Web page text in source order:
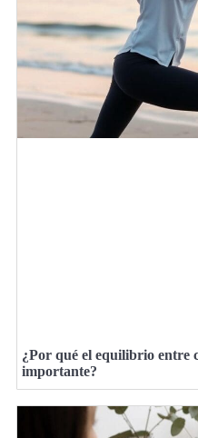
¿Por qué el equilibrio entre
importante?